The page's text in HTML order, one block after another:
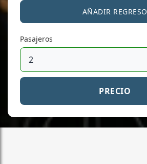
AÑADIR REGRESO
Pasajeros
PRECIO